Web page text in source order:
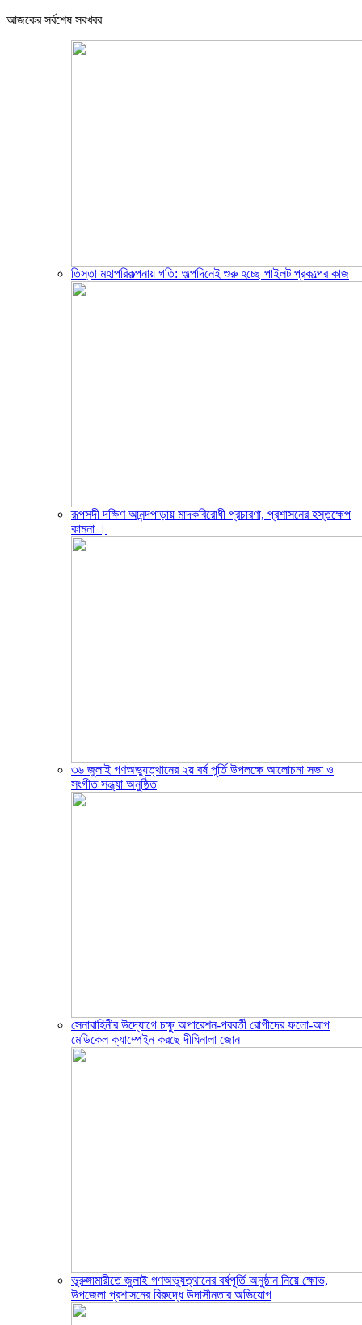
আজকের সর্বশেষ সবখবর
তিস্তা মহাপরিকল্পনায় গতি: অল্পদিনেই শুরু হচ্ছে পাইলট প্রকল্পের কাজ
রূপসদী দক্ষিণ আনন্দপাড়ায় মাদকবিরোধী প্রচারণা, প্রশাসনের হস্তক্ষেপ
কামনা ‎।
৩৬ জুলাই গণঅভ্যুত্থানের ২য় বর্ষ পূর্তি উপলক্ষে আলোচনা সভা ও
সংগীত সন্ধ্যা অনুষ্ঠিত
সেনাবাহিনীর উদ্যোগে চক্ষু অপারেশন-পরবর্তী রোগীদের ফলো-আপ
মেডিকেল ক্যাম্পেইন করছে দীঘিনালা জোন
ভূরুঙ্গামারীতে জুলাই গণঅভ্যুত্থানের বর্ষপূর্তি অনুষ্ঠান নিয়ে ক্ষোভ,
উপজেলা প্রশাসনের বিরুদ্ধে উদাসীনতার অভিযোগ